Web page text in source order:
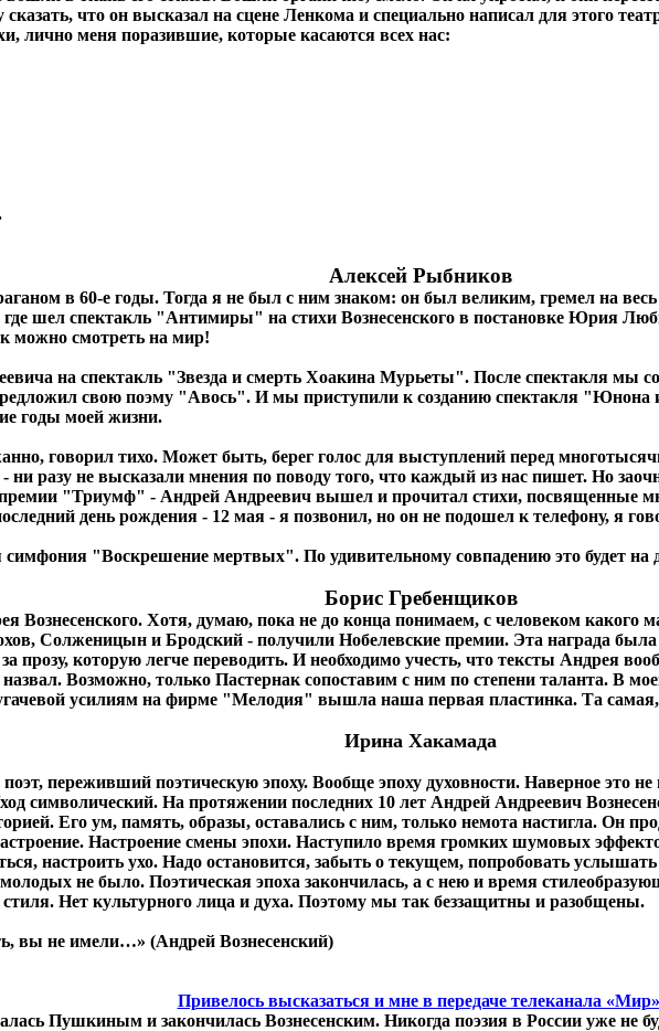
что он высказал на сцене Ленкома и специально написал для этого
лично меня поразившие, которые касаются всех нас:
Алексей Рыбников
в 60-е годы. Тогда я не был с ним знаком: он был великим, гремел на
где шел спектакль "Антимиры" на стихи Вознесенского в постановке Юрия
можно смотреть на мир!
на спектакль "Звезда и смерть Хоакина Мурьеты". После спектакля мы
свою поэму "Авось". И мы приступили к созданию спектакля "Юнона
годы моей жизни.
говорил тихо. Может быть, берег голос для выступлений перед
разу не высказали мнения по поводу того, что каждый из нас пишет. Но
"Триумф" - Андрей Андреевич вышел и прочитал стихи, посвященные
день рождения - 12 мая - я позвонил, но он не подошел к телефону, я
"Воскрешение мертвых". По удивительному совпадению это будет на
Борис Гребенщиков
Хотя, думаю, пока не до конца понимаем, с человеком какого
Солженицын и Бродский - получили Нобелевские премии. Эта награда была
прозу, которую легче переводить. И необходимо учесть, что тексты Андрея
назвал. Возможно, только Пастернак сопоставим с ним по степени таланта.
усилиям на фирме "Мелодия" вышла наша первая пластинка. Та самая,
Ирина Хакамада
переживший поэтическую эпоху. Вообще эпоху духовности. Наверное это
символический. На протяжении последних 10 лет Андрей Андреевич
Его ум, память, образы, оставались с ним, только немота настигла. Он
Настроение смены эпохи. Наступило время громких шумовых
настроить ухо. Надо остановится, забыть о текущем, попробовать
не было. Поэтическая эпоха закончилась, а с нею и время
Нет культурного лица и духа. Поэтому мы так беззащитны и разобщены.
вы не имели…» (Андрей Вознесенский)
Привелось высказаться и мне в передаче телеканала
Пушкиным и закончилась Вознесенским. Никогда поэзия в России уже не